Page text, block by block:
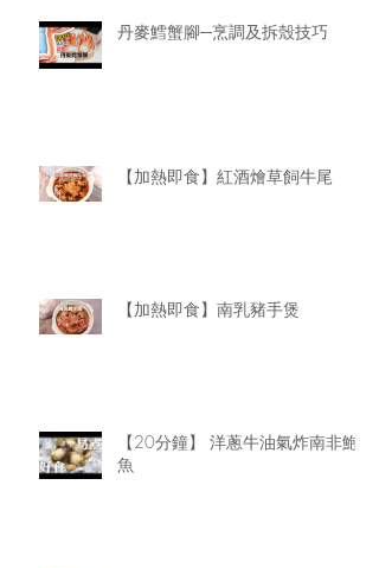
丹麥鱈蟹腳─烹調及拆殼技巧
【加熱即食】紅酒燴草飼牛尾
【加熱即食】南乳豬手煲
【20分鐘】 洋蔥牛油氣炸南非鮑
魚